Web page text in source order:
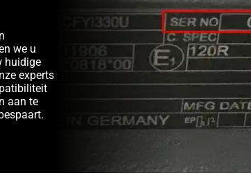
we u
huidige
experts
aan te